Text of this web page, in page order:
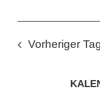
Vorheriger